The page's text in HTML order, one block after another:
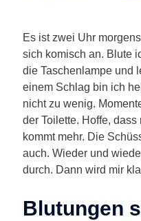
Es ist zwei Uhr
sich komisch an. Blute
die Taschenlampe und
einem Schlag bin ich
nicht zu wenig.
der Toilette. Hoffe,
kommt mehr. Die
auch. Wieder und
durch. Dann wird mir
Blutungen